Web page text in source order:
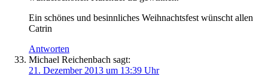
Ein schönes und besinnliches Weihnachtsfest wünscht allen
Catrin
Antworten
Michael Reichenbach sagt:
21. Dezember 2013 um 13:39 Uhr